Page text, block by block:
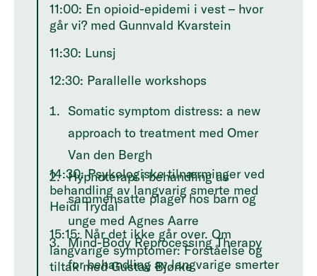
11:00: En opioid-epidemi i vest – hvor
går vi? med Gunnvald Kvarstein
11:30: Lunsj
12:30: Parallelle workshops
Somatic symptom distress: a new
approach to treatment med Omer
Van den Bergh
Hypnoterapi i behandling av
sammensatte plager hos barn og
unge med Agnes Aarre
Mind-Body Reprocessing Therapy
for behandling av langvarige smerter
14:30: Psykologiske tilnærminger ved
behandling av langvarig smerte med
Heidi Trydal
15:15: Når det ikke går over. Om
langvarige symptomer: Forståelse og
tiltak med Gustav Bjørke